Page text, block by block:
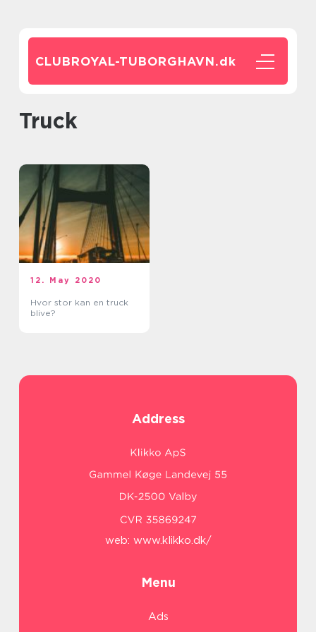
CLUBROYAL-TUBORGHAVN.dk
truck
12. May 2020
Hvor stor kan en truck
blive?
Address
web: www.klikko.dk/
Menu
Ads